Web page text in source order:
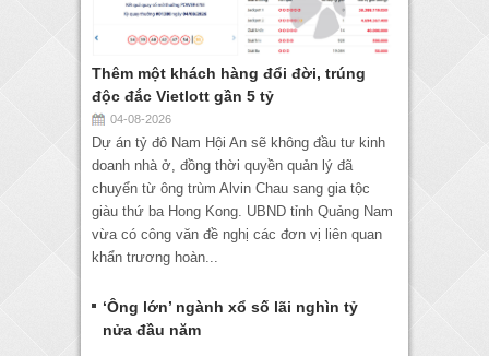
Thêm một khách hàng đổi đời, trúng
độc đắc Vietlott gần 5 tỷ
04-08-2026
Dự án tỷ đô Nam Hội An sẽ không đầu tư kinh
doanh nhà ở, đồng thời quyền quản lý đã
chuyển từ ông trùm Alvin Chau sang gia tộc
giàu thứ ba Hong Kong. UBND tỉnh Quảng Nam
vừa có công văn đề nghị các đơn vị liên quan
khẩn trương hoàn...
‘Ông lớn’ ngành xổ số lãi nghìn tỷ
nửa đầu năm